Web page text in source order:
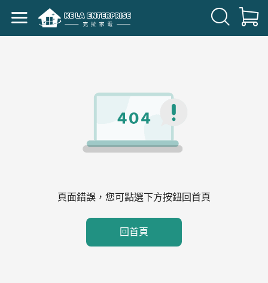
頁面錯誤，您可點選下方按鈕回首頁
回首頁